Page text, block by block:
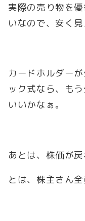
実際の売り物を
いなので、安く
カードホルダー
ック式なら、も
いいかなぁ。
あとは、株価が戻
とは、株主さん